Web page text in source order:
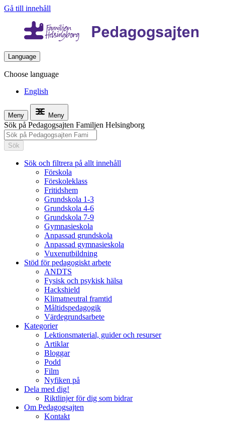
Gå till innehåll
Language
Choose language
English
Meny Meny
Sök på Pedagogsajten Familjen Helsingborg
Sök
Sök och filtrera på allt innehåll
Förskola
Förskoleklass
Fritidshem
Grundskola 1-3
Grundskola 4-6
Grundskola 7-9
Gymnasieskola
Anpassad grundskola
Anpassad gymnasieskola
Vuxenutbildning
Stöd för pedagogiskt arbete
ANDTS
Fysisk och psykisk hälsa
Hackshield
Klimatneutral framtid
Måltidspedagogik
Värdegrundsarbete
Kategorier
Lektionsmaterial, guider och resurser
Artiklar
Bloggar
Podd
Film
Nyfiken på
Dela med dig!
Riktlinjer för dig som bidrar
Om Pedagogsajten
Kontakt